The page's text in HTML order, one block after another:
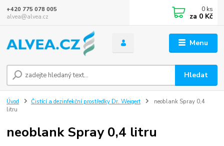
Menu
Hledat
+420 775 078 005
alvea@alvea.cz
0 ks
za 0 Kč
Úvod Čistící a dezinfekční prostředky Dr. Weigert
neoblank Spray 0,4
litru
neoblank Spray 0,4 litru